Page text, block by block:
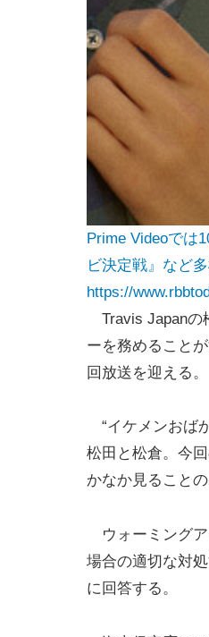
Prime Videoでは
ビ決定戦』など
https://
Travis Japanの
ーを務めること
回放送を迎える。
“イケメンおば
松田と松倉。今
かなか見ること
ウォーミングア
場合の適切な対
に回答する。